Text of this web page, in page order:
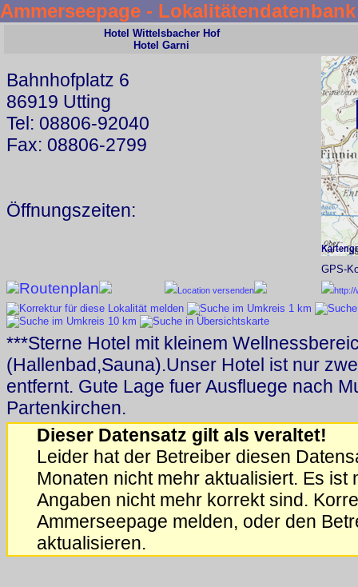
Ammerseepage - Lokalitätendatenbank
Hotel Wittelsbacher Hof
Hotel Garni
Bahnhofplatz 6
86919 Utting
Tel: 08806-92040
Fax: 08806-2799
Öffnungszeiten:
GPS-
Routenplan Location versenden http://
***Sterne Hotel mit kleinem
(Hallenbad,Sauna).Unser Hotel ist nur
entfernt. Gute Lage fuer Ausfluege nach
Partenkirchen.
Dieser Datensatz gilt als veraltet!
Leider hat der Betreiber diesen
Monaten nicht mehr aktualisiert. Es ist
Angaben nicht mehr korrekt sind.
Ammerseepage melden, oder den
aktualisieren.